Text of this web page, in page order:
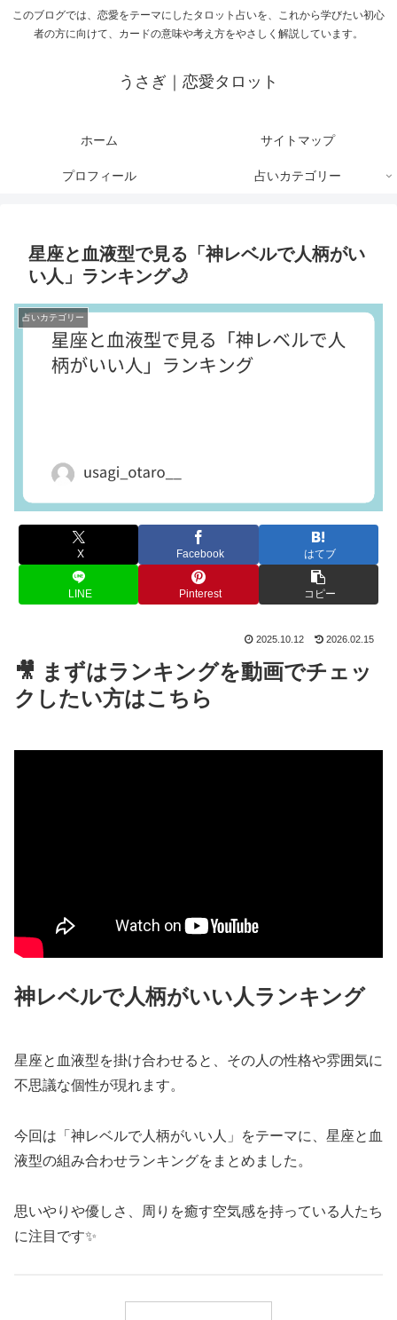
このブログでは、恋愛をテーマにしたタロット占いを、これから学びたい初心
者の方に向けて、カードの意味や考え方をやさしく解説しています。
うさぎ｜恋愛タロット
ホーム サイトマップ
プロフィール 占いカテゴリー
星座と血液型で見る「神レベルで人柄がい
い人」ランキング🌙
占いカテゴリー
X Facebook はてブ
LINE Pinterest コピー
2025.10.12 2026.02.15
🎥 まずはランキングを動画でチェッ
クしたい方はこちら
神レベルで人柄がいい人ランキング
星座と血液型を掛け合わせると、その人の性格や雰囲気に
不思議な個性が現れます。
今回は「神レベルで人柄がいい人」をテーマに、星座と血
液型の組み合わせランキングをまとめました。
思いやりや優しさ、周りを癒す空気感を持っている人たち
に注目です✨